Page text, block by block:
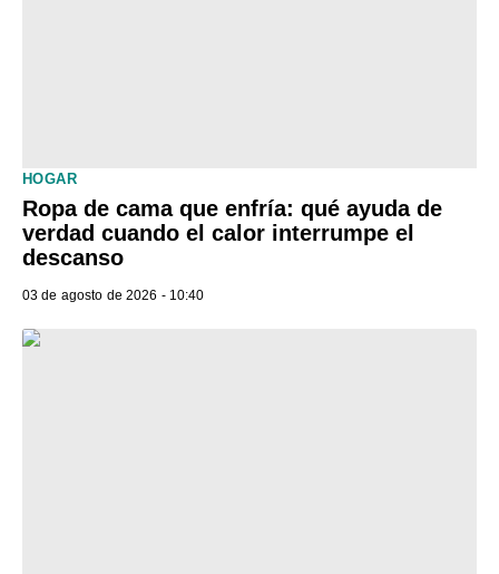
HOGAR
Ropa de cama que enfría: qué ayuda de
verdad cuando el calor interrumpe el
descanso
03 de agosto de 2026 - 10:40